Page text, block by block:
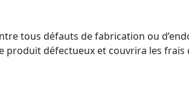
tous défauts de fabrication ou
produit défectueux et couvrira les